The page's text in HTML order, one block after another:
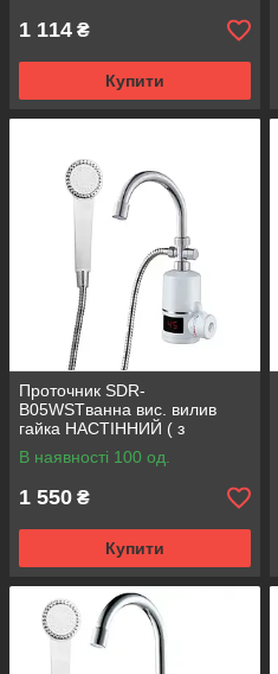
1 114 ₴
Купити
Проточник SDR-
B05WSTванна вис. вилив
гайка НАСТIННИЙ ( з
датчиком темп.) {10/1}
В наявності 100 од.
1 550 ₴
Купити